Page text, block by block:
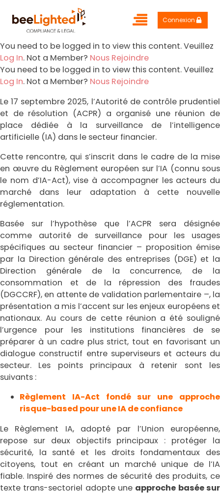
Connexion
You need to be logged in to view this content. Veuillez
Log In. Not a Member? Nous Rejoindre
You need to be logged in to view this content. Veuillez
Log In. Not a Member? Nous Rejoindre
Le 17 septembre 2025, l’Autorité de contrôle prudentiel
et de résolution (ACPR) a organisé une réunion de
place dédiée à la surveillance de l’intelligence
artificielle (IA) dans le secteur financier.
Cette rencontre, qui s’inscrit dans le cadre de la mise
en œuvre du Règlement européen sur l’IA (connu sous
le nom d’IA-Act), vise à accompagner les acteurs du
marché dans leur adaptation à cette nouvelle
réglementation.
Basée sur l’hypothèse que l’ACPR sera désignée
comme autorité de surveillance pour les usages
spécifiques au secteur financier – proposition émise
par la Direction générale des entreprises (DGE) et la
Direction générale de la concurrence, de la
consommation et de la répression des fraudes
(DGCCRF), en attente de validation parlementaire –, la
présentation a mis l’accent sur les enjeux européens et
nationaux. Au cours de cette réunion a été souligné
l’urgence pour les institutions financières de se
préparer à un cadre plus strict, tout en favorisant un
dialogue constructif entre superviseurs et acteurs du
secteur. Les points principaux à retenir sont les
suivants :
Règlement IA-Act fondé sur une approche
risque-based pour une IA de confiance
Le Règlement IA, adopté par l’Union européenne,
repose sur deux objectifs principaux : protéger la
sécurité, la santé et les droits fondamentaux des
citoyens, tout en créant un marché unique de l’IA
fiable. Inspiré des normes de sécurité des produits, ce
texte trans-sectoriel adopte une approche basée sur